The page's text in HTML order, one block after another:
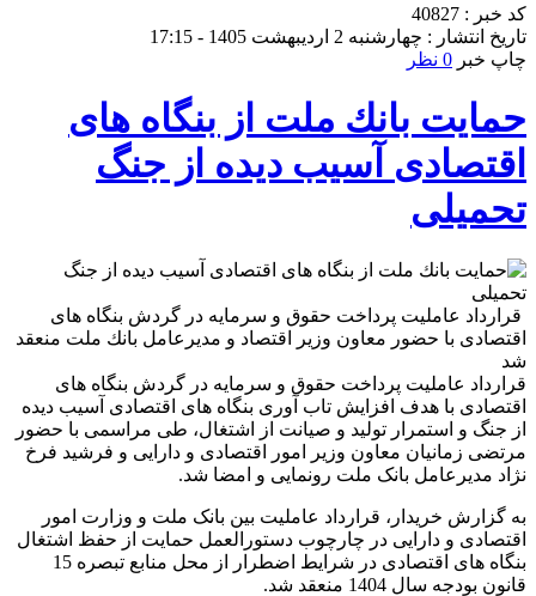
کد خبر : 40827
تاریخ انتشار : چهارشنبه 2 اردیبهشت 1405 - 17:15
چاپ خبر 0 نظر
حمایت بانك ملت از بنگاه های
اقتصادی آسیب دیده از جنگ
تحمیلی
قرارداد عاملیت پرداخت حقوق و سرمایه در گردش بنگاه های
اقتصادی با حضور معاون وزیر اقتصاد و مدیرعامل بانك ملت منعقد
شد
قرارداد عاملیت پرداخت حقوق و سرمایه در گردش بنگاه های
اقتصادی با هدف افزایش تاب آوری بنگاه های اقتصادی آسیب دیده
از جنگ و استمرار تولید و صیانت از اشتغال، طی مراسمی با حضور
مرتضی زمانیان معاون وزیر امور اقتصادی و دارایی و فرشید فرخ
نژاد مدیرعامل بانک ملت رونمایی و امضا شد.
به گزارش خریدار، قرارداد عاملیت بین بانک ملت و وزارت امور
اقتصادی و دارایی در چارچوب دستورالعمل حمایت از حفظ اشتغال
بنگاه های اقتصادی در شرایط اضطرار از محل منابع تبصره 15
قانون بودجه سال 1404 منعقد شد.